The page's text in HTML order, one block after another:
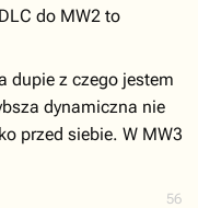
56
do MW2 to
dupie z czego jestem
dynamiczna nie
przed siebie. W MW3